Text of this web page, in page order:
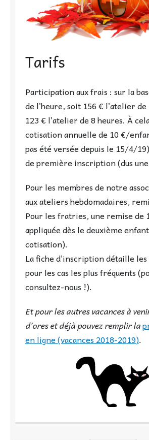
Tarifs
Participation aux frais : sur la
de l’heure, soit 156 € l’atelier
123 € l’atelier de 8 heures. À
cotisation annuelle de 10 €/
pas été versée depuis le 15/4/
de première inscription (dus
Pour les membres de notre
aux ateliers hebdomadaires,
Pour les fratries, une remise de
appliquée dès le deuxième
cotisation).
La fiche d’inscription détaille
pour les cas les plus fréquents
consultez-nous !).
Et pour les autres vacances à
d’ores et déjà pouvez remplir la
en ligne (vacances 2018-2019).